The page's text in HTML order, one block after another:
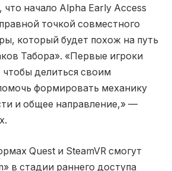
начало Alpha Early Access
точкой совместного
который будет похож на путь
Табора». «Первые игроки
делиться своим
формировать механику
и общее направление,» —
Quest и SteamVR смогут
в стадии раннего доступа